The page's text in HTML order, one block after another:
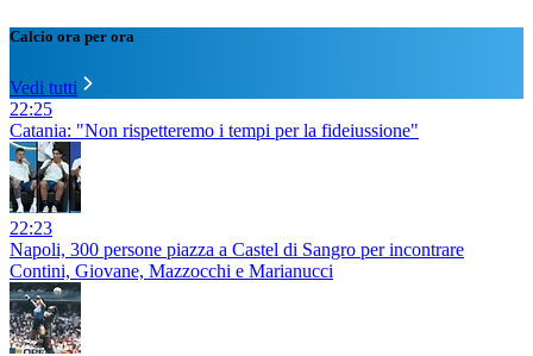
Calcio ora per ora
Vedi tutti
22:25
Catania: "Non rispetteremo i tempi per la fideiussione"
22:23
Napoli, 300 persone piazza a Castel di Sangro per incontrare
Contini, Giovane, Mazzocchi e Marianucci